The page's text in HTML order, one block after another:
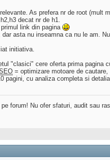
As prefera nr de root (mult
decat nr de h1.
link din pagina
asta nu inseamna ca nu le am.
initiativa.
"clasici" cere oferta prima
= optimizare motoare de
pagini, cu analiza completa si
forum! Nu ofer sfaturi, audit sau